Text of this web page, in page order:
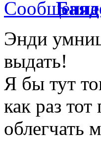
Энди
выдать!
Я бы тут
как раз
облегчать